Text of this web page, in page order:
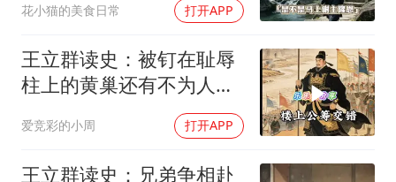
乐享全民健身 共筑健康中国
花小猫的美食日常 打开APP
王立群读史：被钉在耻辱
柱上的黄巢还有不为人知
爱竞彩的小周 打开APP
王立群读史：兄弟争相赴